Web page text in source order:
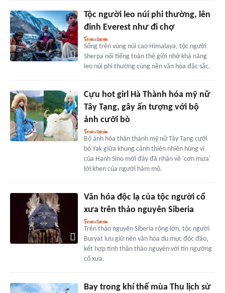
Tộc người leo núi phi thường, lên
đỉnh Everest như đi chợ
Sống trên vùng núi cao Himalaya, tộc người
Sherpa nổi tiếng toàn thế giới nhờ khả năng
leo núi phi thường cùng nền văn hóa đặc sắc.
Cựu hot girl Hà Thành hóa mỹ nữ
Tây Tạng, gây ấn tượng với bộ
ảnh cưỡi bò
Bộ ảnh hóa thân thành mỹ nữ Tây Tạng cưỡi
bò Yak giữa khung cảnh thiên nhiên hùng vĩ
của Hạnh Sino mới đây đã nhận về 'cơn mưa'
lời khen của người hâm mộ.
Văn hóa độc lạ của tộc người cổ
xưa trên thảo nguyên Siberia
Trên thảo nguyên Siberia rộng lớn, tộc người
Buryat lưu giữ nền văn hóa du mục độc đáo,
kết hợp tinh thần thảo nguyên với tín ngưỡng
cổ xưa.
Bay trong khí thế mùa Thu lịch sử